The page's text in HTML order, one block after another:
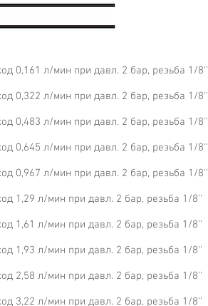
0,161 л/мин при давл. 2 бар, резьба 1/8''
0,322 л/мин при давл. 2 бар, резьба 1/8''
0,483 л/мин при давл. 2 бар, резьба 1/8''
0,645 л/мин при давл. 2 бар, резьба 1/8''
0,967 л/мин при давл. 2 бар, резьба 1/8''
1,29 л/мин при давл. 2 бар, резьба 1/8''
1,61 л/мин при давл. 2 бар, резьба 1/8''
1,93 л/мин при давл. 2 бар, резьба 1/8''
2,58 л/мин при давл. 2 бар, резьба 1/8''
3,22 л/мин при давл. 2 бар, резьба 1/8''